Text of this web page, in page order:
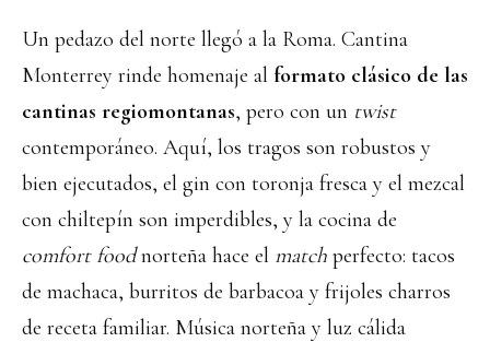
Un pedazo del norte llegó a la Roma. Cantina
Monterrey rinde homenaje al formato clásico de las
cantinas regiomontanas, pero con un twist
contemporáneo. Aquí, los tragos son robustos y
bien ejecutados, el gin con toronja fresca y el mezcal
con chiltepín son imperdibles, y la cocina de
comfort foodnorteña hace el match perfecto: tacos
de machaca, burritos de barbacoa y frijoles charros
de receta familiar. Música norteña y luz cálida